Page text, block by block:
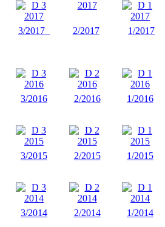
3/2017 2/2017
1/2017
3/2016 2/2016
1/2016
3/2015 2/2015
1/2015
3/2014 2/2014
1/2014